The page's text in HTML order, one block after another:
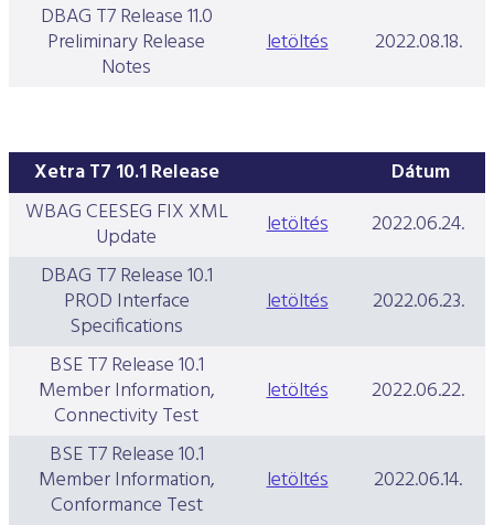
DBAG T7 Release 11.0
Preliminary Release
Notes
letöltés 2022.08.18.
Xetra T7 10.1 Release
Dátum
WBAG CEESEG FIX XML
Update letöltés
2022.06.24.
DBAG T7 Release 10.1
PROD Interface
Specifications
letöltés
2022.06.23.
BSE T7 Release 10.1
Member Information,
Connectivity Test
letöltés
2022.06.22.
BSE T7 Release 10.1
Member Information,
Conformance Test
letöltés
2022.06.14.